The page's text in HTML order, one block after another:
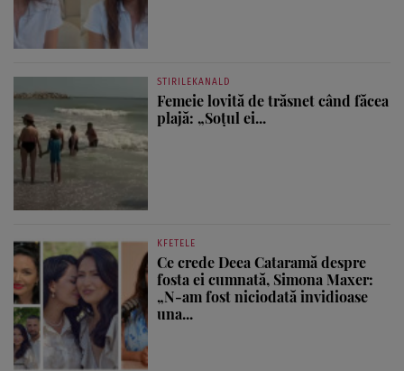
STIRILEKANALD
Femeie lovită de trăsnet când făcea
plajă: „Soțul ei...
KFETELE
Ce crede Deea Cataramă despre
fosta ei cumnată, Simona Maxer:
„N-am fost niciodată invidioase
una...